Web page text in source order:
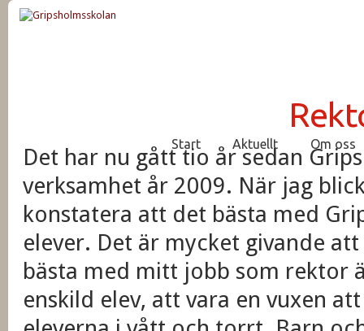
Start Aktuellt Om oss
Det har nu gått tio år sedan
verksamhet år 2009. När jag
konstatera att det bästa med
elever. Det är mycket givande
bästa med mitt jobb som rektor
enskild elev, att vara en vuxen